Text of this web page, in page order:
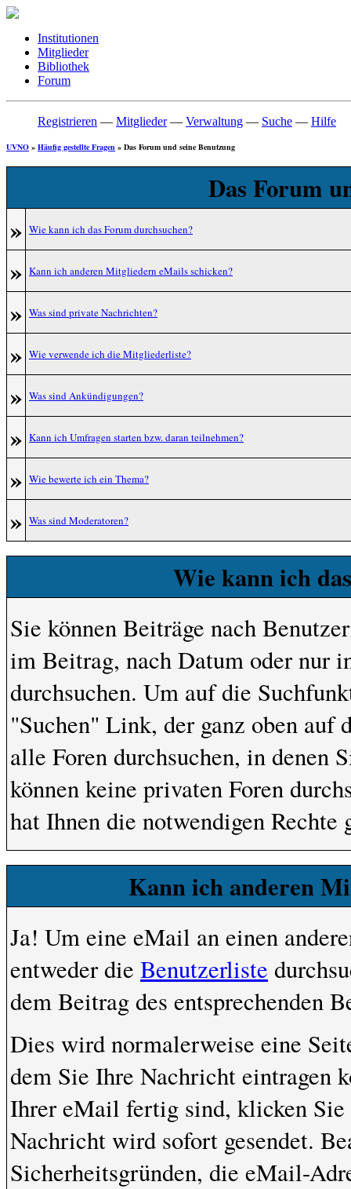
Institutionen
Mitglieder
Bibliothek
Forum
Registrieren — Mitglieder— Verwaltung — Suche — Hilfe
UVNO » Häufig gestellte Fragen » Das Forum und seine Benutzung
Das Forum
» Wie kann ich das Forum durchsuchen?
» Kann ich anderen Mitgliedern eMails schicken?
» Was sind private Nachrichten?
» Wie verwende ich die Mitgliederliste?
» Was sind Ankündigungen?
» Kann ich Umfragen starten bzw. daran teilnehmen?
» Wie bewerte ich ein Thema?
» Was sind Moderatoren?
Wie kann ich
Sie können Beiträge nach
im Beitrag, nach Datum oder nur
durchsuchen. Um auf die
"Suchen" Link, der ganz oben auf
alle Foren durchsuchen, in denen
können keine privaten Foren
hat Ihnen die notwendigen Rechte
Kann ich anderen
Ja! Um eine eMail an einen
entweder die Benutzerliste
dem Beitrag des entsprechenden
Dies wird normalerweise eine
dem Sie Ihre Nachricht eintragen
Ihrer eMail fertig sind, klicken
Nachricht wird sofort gesendet.
Sicherheitsgründen, die eMail-